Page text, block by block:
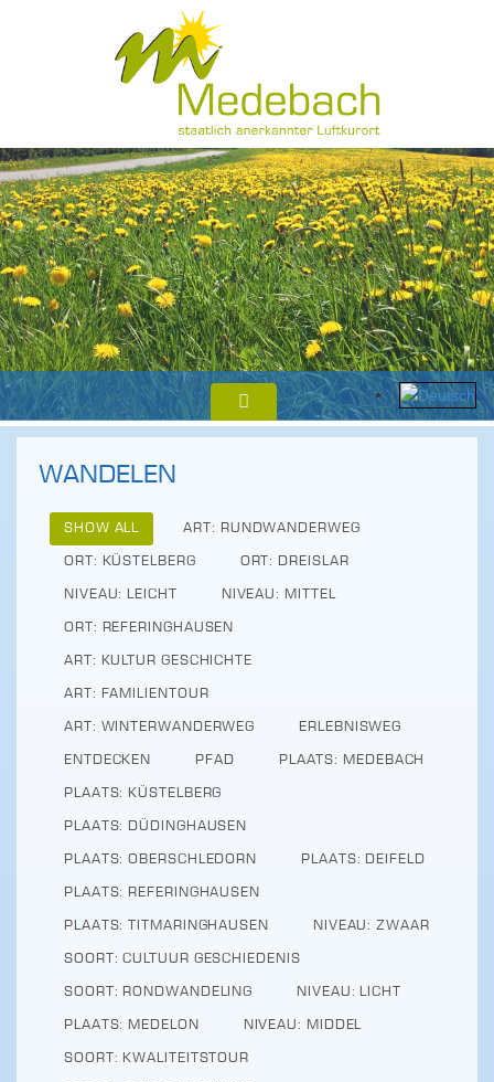
WANDELEN
SHOW ALL
ART: RUNDWANDERWEG
ORT: KÜSTELBERG
ORT: DREISLAR
NIVEAU: LEICHT
NIVEAU: MITTEL
ORT: REFERINGHAUSEN
ART: KULTUR GESCHICHTE
ART: FAMILIENTOUR
ART: WINTERWANDERWEG
ERLEBNISWEG
ENTDECKEN
PFAD
PLAATS: MEDEBACH
PLAATS: KÜSTELBERG
PLAATS: DÜDINGHAUSEN
PLAATS: OBERSCHLEDORN
PLAATS: DEIFELD
PLAATS: REFERINGHAUSEN
PLAATS: TITMARINGHAUSEN
NIVEAU: ZWAAR
SOORT: CULTUUR GESCHIEDENIS
SOORT: RONDWANDELING
NIVEAU: LICHT
PLAATS: MEDELON
NIVEAU: MIDDEL
SOORT: KWALITEITSTOUR